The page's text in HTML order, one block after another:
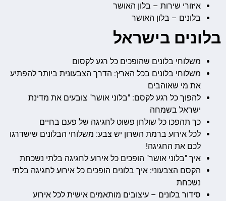
איזורי שירות – בלון האושר
בלונים – בלון האושר
בלונים בישראל
משלוחי בלונים שהופכים כל רגע לקסום
משלוחי בלונים בכל הארץ: הדרך הצבעונית ביותר להפתיע
את מי שאוהבים
להפוך כל רגע לקסם: "בלוני אושר" צובעים את מדינת
ישראל בשמחה
כך תהפכו כל שולחן פשוט לחגיגה של פעם בחיים
לכל אירוע ברמת השרון יש צבע: משלוחי הבלונים שישדרגו
לכם את החגיגה!
איך "בלוני אושר" הופכים כל אירוע לחגיגה בלתי נשכחת
הקסם הצבעוני: איך בלונים הופכים כל אירוע לחגיגה בלתי
נשכחת
סידור בלונים – עיצובים מותאמים אישית לכל אירוע